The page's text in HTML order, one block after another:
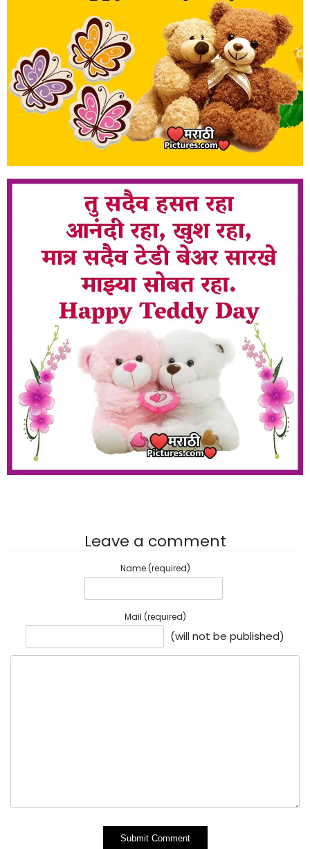
Leave a comment
Name (required)
Mail (required)
(will not be published)